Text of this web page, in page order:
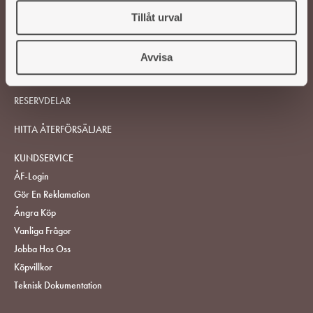
Tillåt urval
Avvisa
VEDSPISAR OCH KAMINER
TILLBEHÖR
RESERVDELAR
HITTA ÅTERFÖRSÄLJARE
KUNDSERVICE
ÅF-Login
Gör En Reklamation
Ångra Köp
Vanliga Frågor
Jobba Hos Oss
Köpvillkor
Teknisk Dokumentation